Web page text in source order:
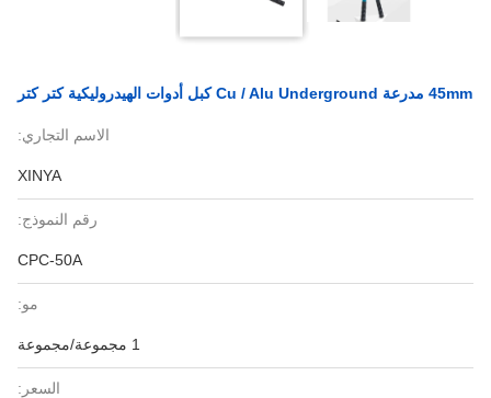
45mm مدرعة Cu / Alu Underground كبل أدوات الهيدروليكية كتر كتر
الاسم التجاري:
XINYA
رقم النموذج:
CPC-50A
مو:
السعر: